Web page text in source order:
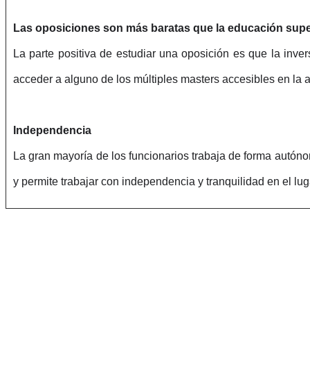
Las oposiciones son más baratas que la educación
La parte positiva de estudiar una oposición es que la
acceder a alguno de los múltiples masters accesibles en la
Independencia
La gran mayoría de los funcionarios trabaja de forma
y permite trabajar con independencia y tranquilidad en el